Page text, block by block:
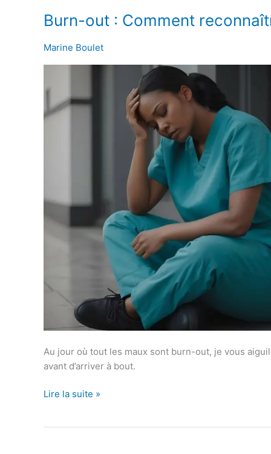
Burn-out : Comment
Marine Boulet
Au jour où tout les maux sont burn-out, je vous
avant d’arriver à bout.
Burn-
:
les
signes
et
Lire la suite »